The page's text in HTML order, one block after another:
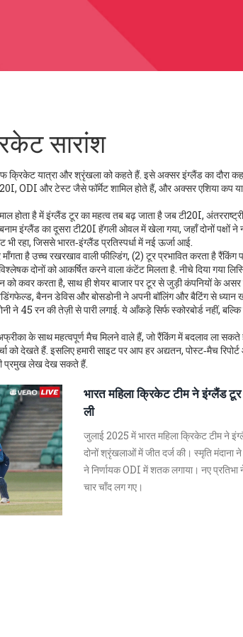
सारांश
क्रिकेट यात्रा और श्रृंखला को कहते हैं. इसे अक्सरइंग्लैंड का दौरा
ODI और टेस्ट जैसे फॉर्मेट शामिल होते हैं, और अक्सर एशिया कप
होता हैमें इंग्लैंड टूर का महत्व तब बढ़ जाता है जबटी20I,
इंग्लैंड का दूसरा टी20I हॅगली ओवल में खेला गया, जहाँ दोनों पक्षों ने
भी रहा, जिससे भारत‑इंग्लैंड प्रतिस्पर्धा में नई ऊर्जा आई.
है उच्च रखरखाव वाली फील्डिंग, (2) टूर प्रभावित करता है
दोनों को आकर्षित करने वाला कंटेंट मिलता है. नीचे दिया गया
कवर करता है, साथ ही शेयर बाजार पर टूर से जुड़ी कंपनियों के असर
बैनन डेविस और बोसडोनी ने अपनी बॉलिंग और बैटिंग से
45 रन की तेज़ी से पारी लगाई. ये आँकड़े सिर्फ स्कोरबोर्ड नहीं, बल्कि
के साथ महत्वपूर्ण मैच मिलने वाले हैं, जो रैंकिंग में बदलाव ला
को देखते हैं. इसलिए हमारी साइट पर आप हर अद्यतन, पोस्ट‑मैच
प्रमुख लेख देख सकते हैं.
भारत महिला क्रिकेट टीम ने इंग्लैंड
ली
जुलाई 2025 में भारत महिला क्रिकेट टीम ने
दोनों श्रृंखलाओं में जीत दर्ज की। स्मृति मंदाना
ने निर्णायक ODI में शतक लगाया। नए प्रतिभा
चार चाँद लग गए।